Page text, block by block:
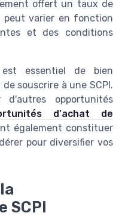
offert un taux de
varier en fonction
et des conditions
essentiel de bien
souscrire à une SCPI.
opportunités
d'achat de
également constituer
pour diversifier vos
SCPI